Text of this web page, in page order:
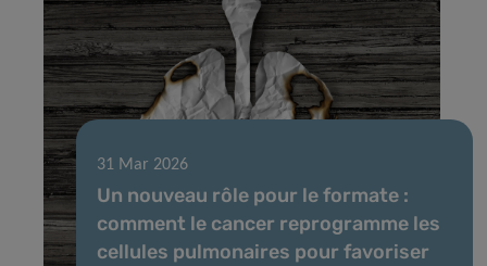
31 Mar 2026
Un nouveau rôle pour le formate :
comment le cancer reprogramme les
cellules pulmonaires pour favoriser